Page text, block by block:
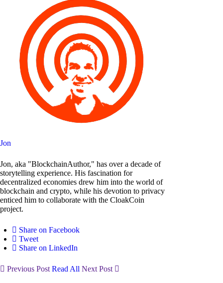
Jon
Jon, aka "BlockchainAuthor," has over a decade of
storytelling experience. His fascination for
decentralized economies drew him into the world of
blockchain and crypto, while his devotion to privacy
enticed him to collaborate with the CloakCoin
project.
Share on Facebook
Tweet
Share on LinkedIn
Previous Post Read All Next Post